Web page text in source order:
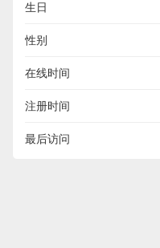
生日
性别
在线时间
注册时间
最后访问